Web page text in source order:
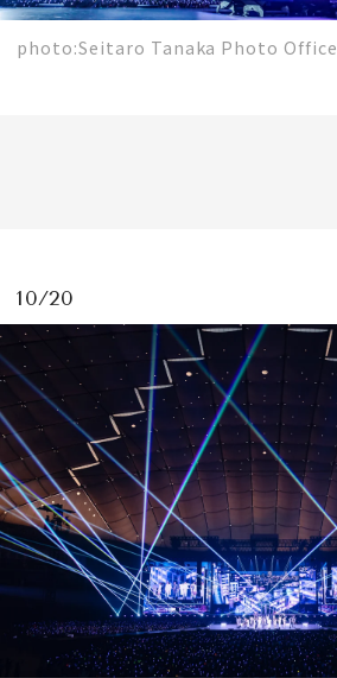
photo:Seitaro Tanaka Photo Office
10/20